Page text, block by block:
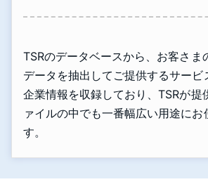
TSRのデータベースから、お客さま
データを抽出してご提供するサービ
企業情報を収録しており、TSRが提
ァイルの中でも一番幅広い用途にお
す。